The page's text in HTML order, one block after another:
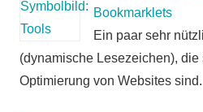
Bookmarklets
Ein paar sehr
(dynamische Lesezeichen),
Optimierung von Websites sind.